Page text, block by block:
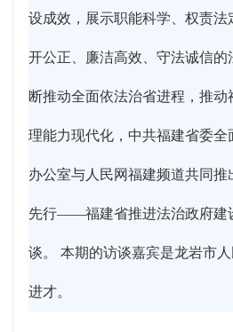
设成效，展示职能科学、权责法
开公正、廉洁高效、守法诚信的
断推动全面依法治省进程，推
理能力现代化，中共福建省委全
办公室与人民网福建频道共同推
先行——福建省推进法治政府建
谈。 本期的访谈嘉宾是龙岩市
进才。